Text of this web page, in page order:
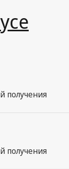
получения
получения